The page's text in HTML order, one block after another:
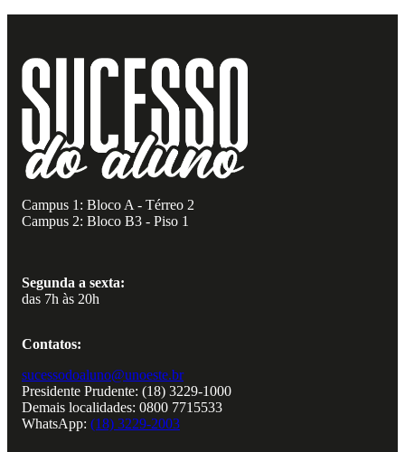
Campus 1: Bloco A - Térreo 2
Campus 2: Bloco B3 - Piso 1
Segunda a sexta:
das 7h às 20h
Contatos:
sucessodoaluno@unoeste.br
Presidente Prudente: (18) 3229-1000
Demais localidades: 0800 7715533
WhatsApp: (18) 3229-2003